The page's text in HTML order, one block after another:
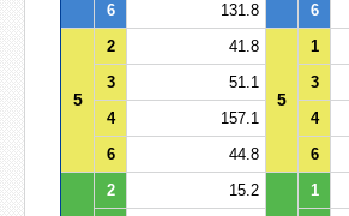
6
131.8 6
5
2 41.8
5
1
3
51.1 3
4
157.1 4
6
44.8 6
2 15.2 1